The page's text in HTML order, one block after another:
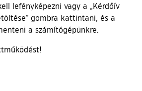
lefényképezni vagy a „Kérdőív
gombra kattintani, és a
a számítógépünkre.